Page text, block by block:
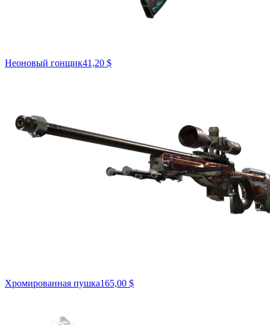
Неоновый гонщик41,20 $
Хромированная пушка165,00 $